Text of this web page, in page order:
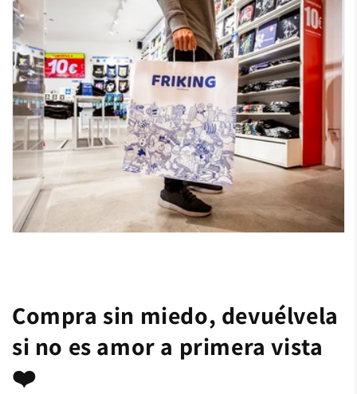
Compra sin miedo, devuélvela
si no es amor a primera vista
❤️